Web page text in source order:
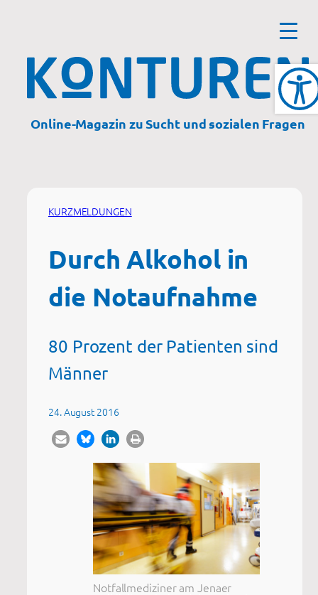
Online-Magazin zu Sucht und sozialen Fragen
KURZMELDUNGEN
Durch Alkohol in
die Notaufnahme
80 Prozent der Patienten sind
Männer
24. August 2016
Notfallmediziner am Jenaer